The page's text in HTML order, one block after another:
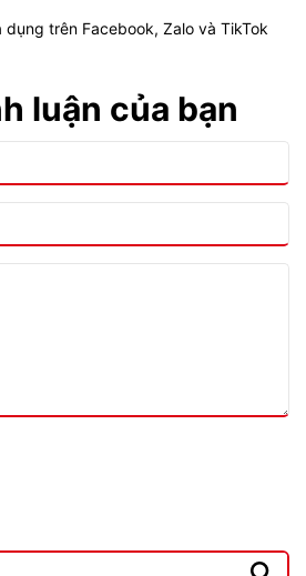
trên Facebook, Zalo và TikTok
luận của bạn